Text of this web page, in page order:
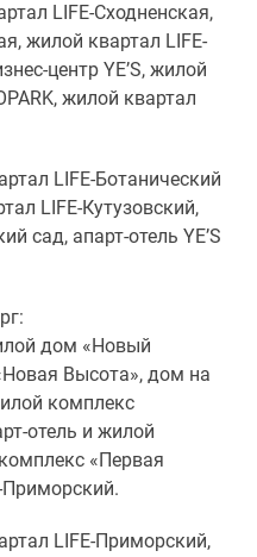
LIFE-Сходненская,
жилой квартал LIFE-
центр YE’S, жилой
жилой квартал
LIFE-Ботанический
LIFE-Кутузовский,
сад, апарт-отель YE’S
дом «Новый
Высота», дом на
комплекс
отель и жилой
«Первая
Приморский.
LIFE-Приморский,